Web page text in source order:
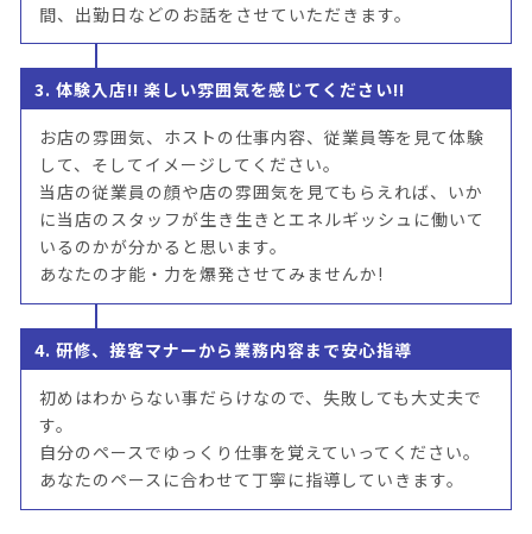
間、出勤日などのお話をさせていただきます。
3. 体験入店!! 楽しい雰囲気を感じてください!!
お店の雰囲気、ホストの仕事内容、従業員等を見て体験
して、そしてイメージしてください。
当店の従業員の顔や店の雰囲気を見てもらえれば、いか
に当店のスタッフが生き生きとエネルギッシュに働いて
いるのかが分かると思います。
あなたの才能・力を爆発させてみませんか!
4. 研修、接客マナーから業務内容まで安心指導
初めはわからない事だらけなので、失敗しても大丈夫で
す。
自分のペースでゆっくり仕事を覚えていってください。
あなたのペースに合わせて丁寧に指導していきます。